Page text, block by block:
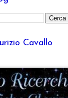
Cavallo